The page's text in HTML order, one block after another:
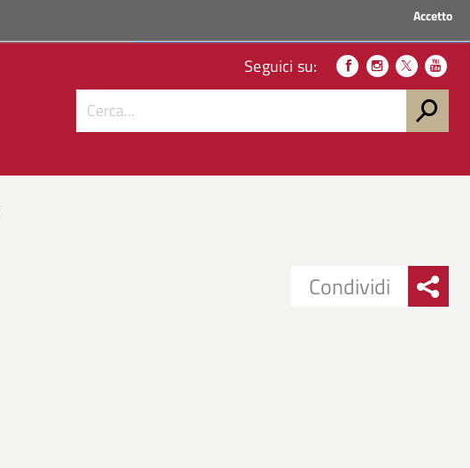
Accetto
Seguici su:
Condividi